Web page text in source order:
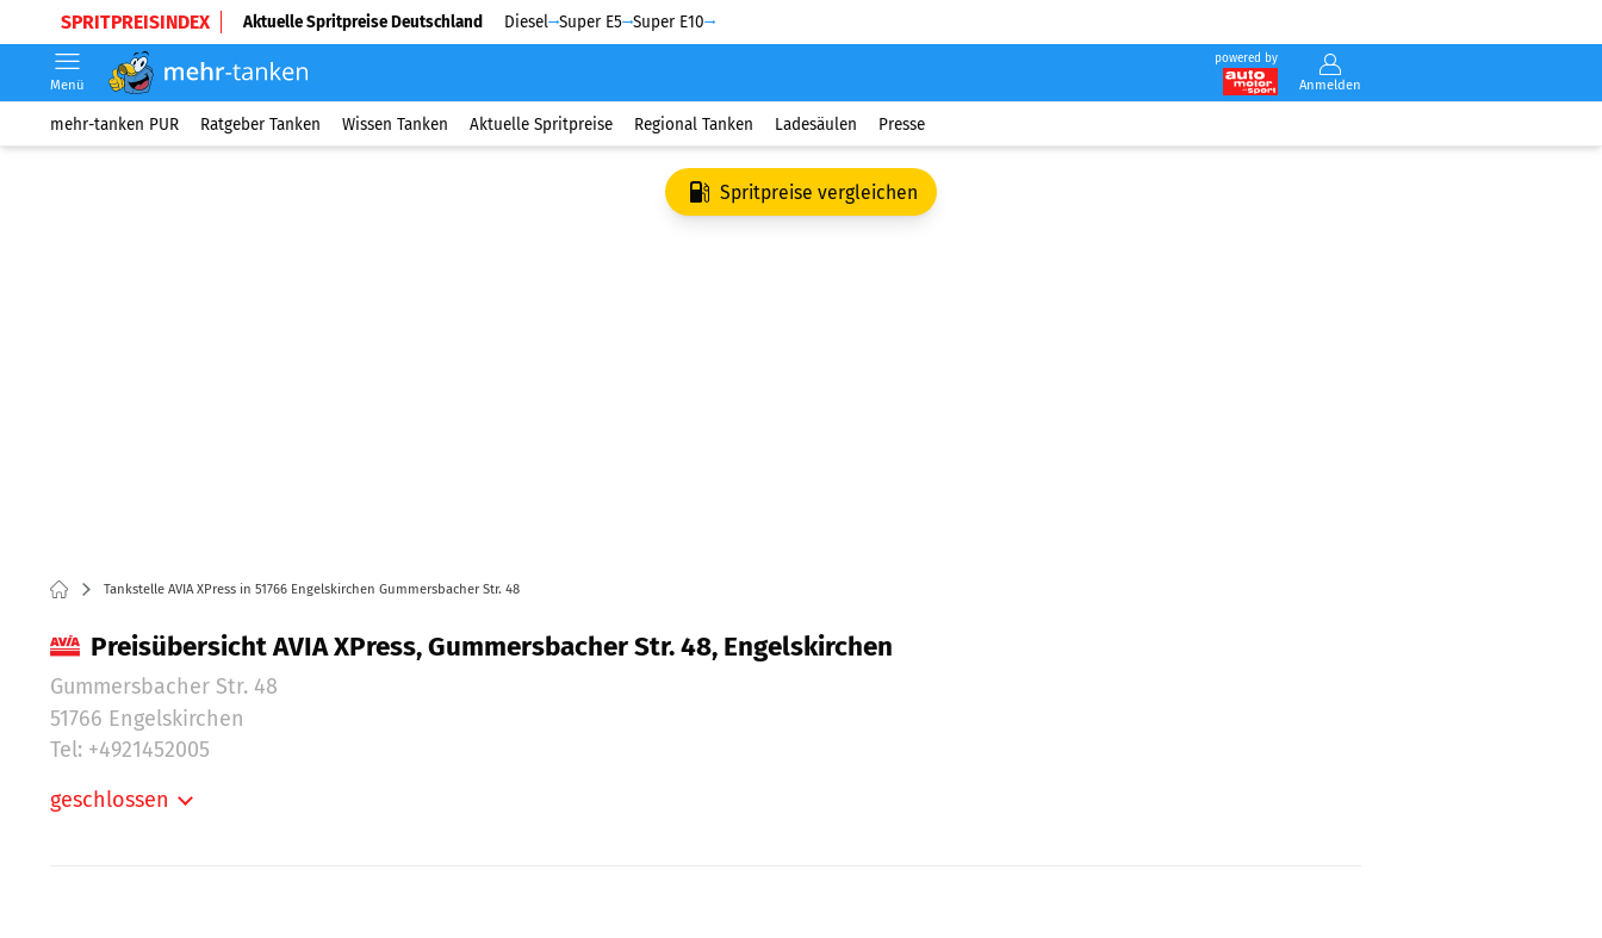
SPRITPREISINDEX Aktuelle Spritpreise Deutschland Diesel Super E5 Super E10
powered by
Anmelden
Menü
mehr-tanken PUR Ratgeber Tanken Wissen Tanken Aktuelle Spritpreise Regional Tanken Ladesäulen Presse
Spritpreise vergleichen
Tankstelle AVIA XPress in 51766 Engelskirchen Gummersbacher Str. 48
Preisübersicht AVIA XPress, Gummersbacher Str. 48, Engelskirchen
Gummersbacher Str. 48
51766 Engelskirchen
Tel: +4921452005
geschlossen